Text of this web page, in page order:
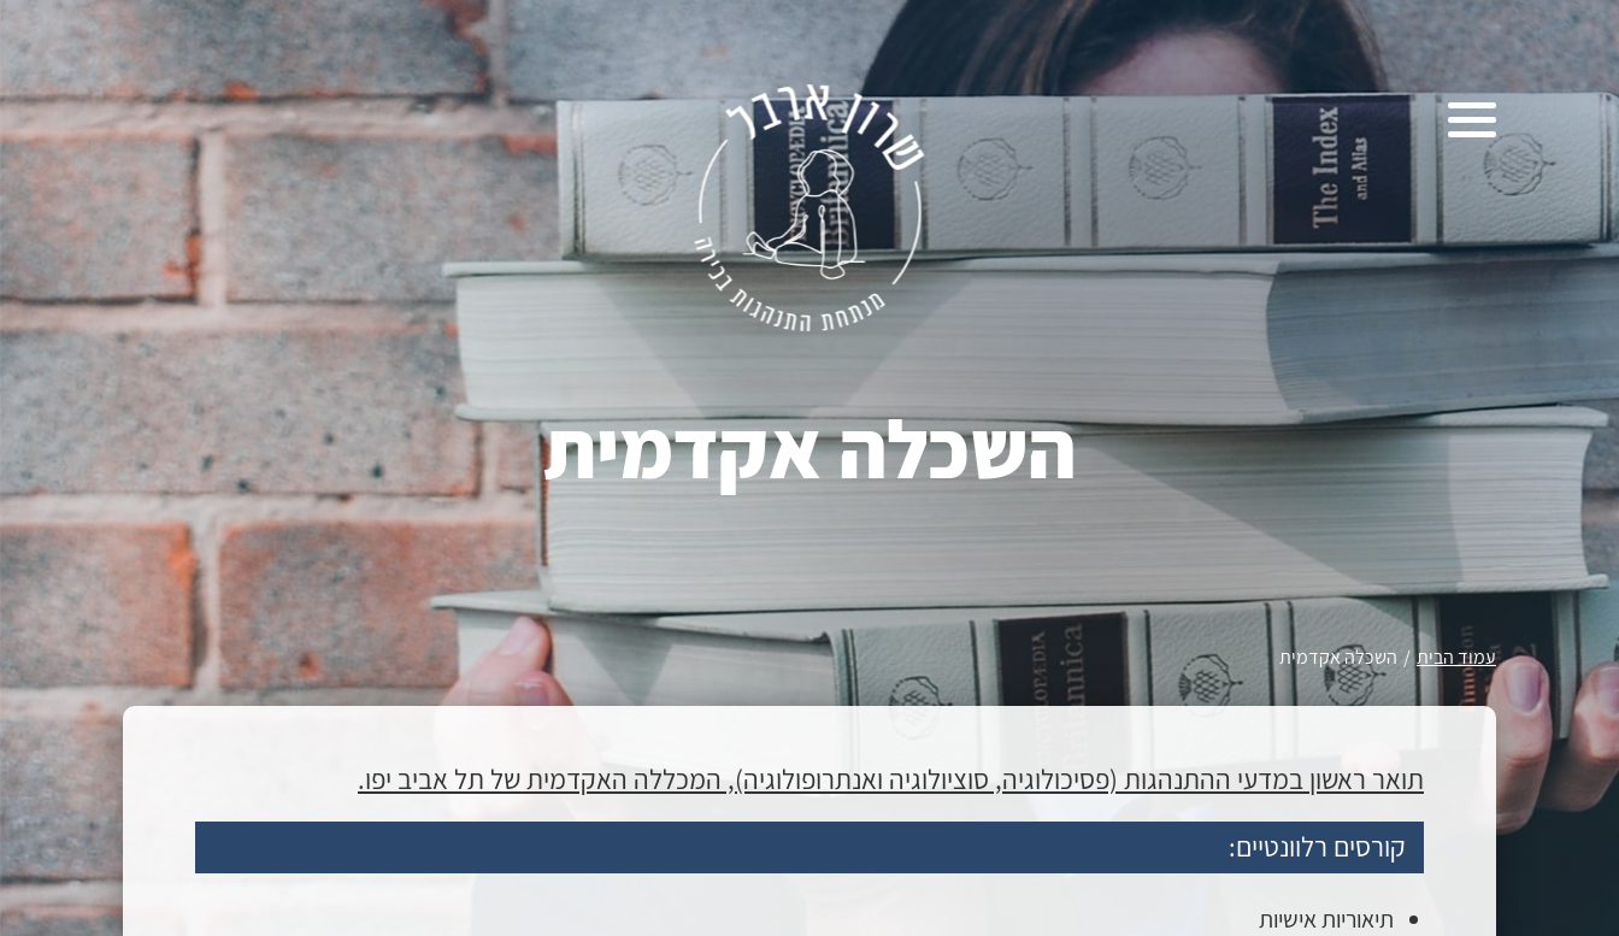
השכלה אקדמית
עמוד הבית / השכלה אקדמית
תואר ראשון במדעי ההתנהגות (פסיכולוגיה, סוציולוגיה ואנתרופולוגיה), המכללה האקדמית של תל אביב יפו.
קורסים רלוונטיים:
תיאוריות אישיות